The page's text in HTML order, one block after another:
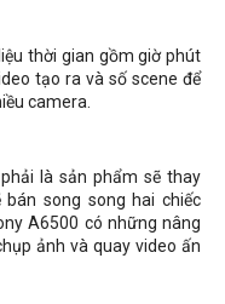
thời gian gồm giờ phút
tạo ra và số scene để
camera.
là sản phẩm sẽ thay
song song hai chiếc
A6500 có những nâng
ảnh và quay video ấn